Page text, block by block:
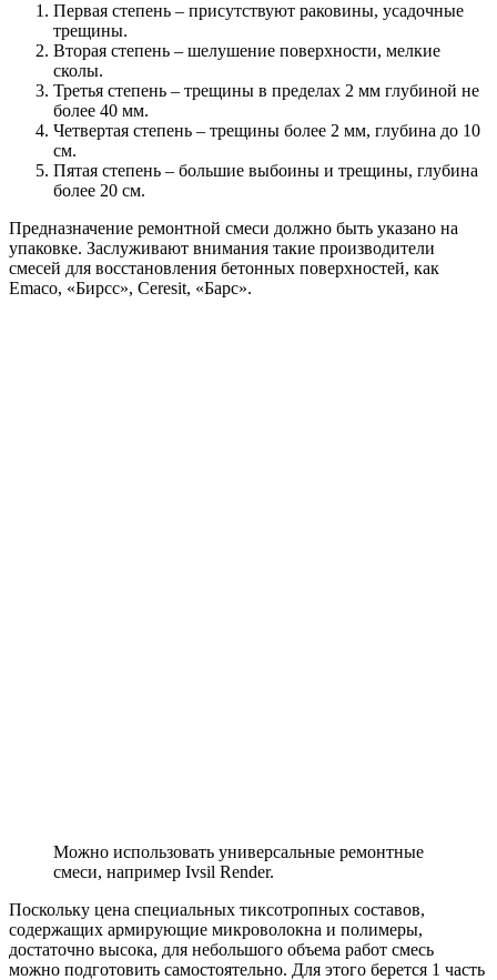
Первая степень – присутствуют раковины, усадочные
трещины.
Вторая степень – шелушение поверхности, мелкие
сколы.
Третья степень – трещины в пределах 2 мм глубиной не
более 40 мм.
Четвертая степень – трещины более 2 мм, глубина до 10
см.
Пятая степень – большие выбоины и трещины, глубина
более 20 см.
Предназначение ремонтной смеси должно быть указано на
упаковке. Заслуживают внимания такие производители
смесей для восстановления бетонных поверхностей, как
Emaco, «Бирсс», Ceresit, «Барс».
Можно использовать универсальные ремонтные
смеси, например Ivsil Render.
Поскольку цена специальных тиксотропных составов,
содержащих армирующие микроволокна и полимеры,
достаточно высока, для небольшого объема работ смесь
можно подготовить самостоятельно. Для этого берется 1 часть